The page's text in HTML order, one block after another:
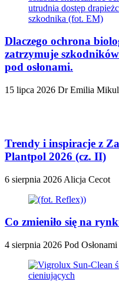
Dlaczego ochrona
zatrzymuje
pod osłonami.
15 lipca 2026 Dr Emilia
Trendy i inspiracje z
Plantpol 2026 (cz. II)
6 sierpnia 2026 Alicja Cecot
Co zmieniło się na
4 sierpnia 2026 Pod Osłonami